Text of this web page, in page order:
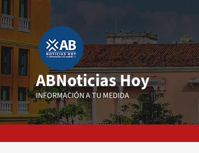
al
contenido
ABNoticias Hoy
INFORMACIÓN A TU MEDIDA